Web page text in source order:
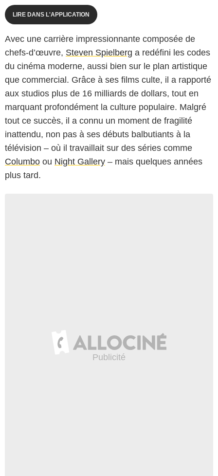
LIRE DANS L'APPLICATION
Avec une carrière impressionnante composée de
chefs-d’œuvre, Steven Spielberg a redéfini les codes
du cinéma moderne, aussi bien sur le plan artistique
que commercial. Grâce à ses films culte, il a rapporté
aux studios plus de 16 milliards de dollars, tout en
marquant profondément la culture populaire. Malgré
tout ce succès, il a connu un moment de fragilité
inattendu, non pas à ses débuts balbutiants à la
télévision – où il travaillait sur des séries comme
Columbo ou Night Gallery – mais quelques années
plus tard.